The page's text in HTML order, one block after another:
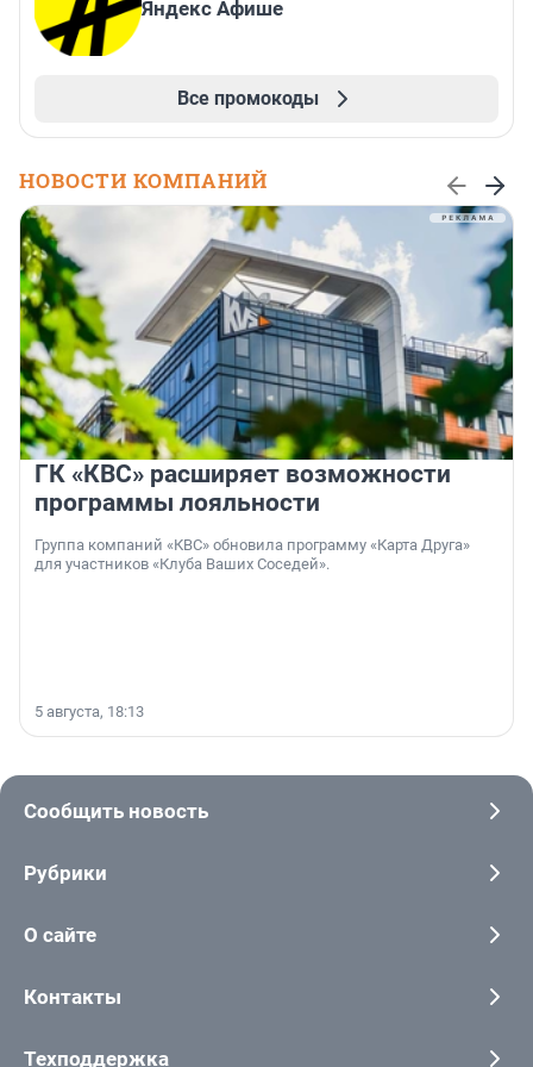
Яндекс Афише
Все промокоды
НОВОСТИ КОМПАНИЙ
ГК «КВС» расширяет возможности
программы лояльности
Группа компаний «КВС» обновила программу «Карта Друга»
для участников «Клуба Ваших Соседей».
5 августа, 18:13
Сообщить новость
Рубрики
О сайте
Контакты
Техподдержка